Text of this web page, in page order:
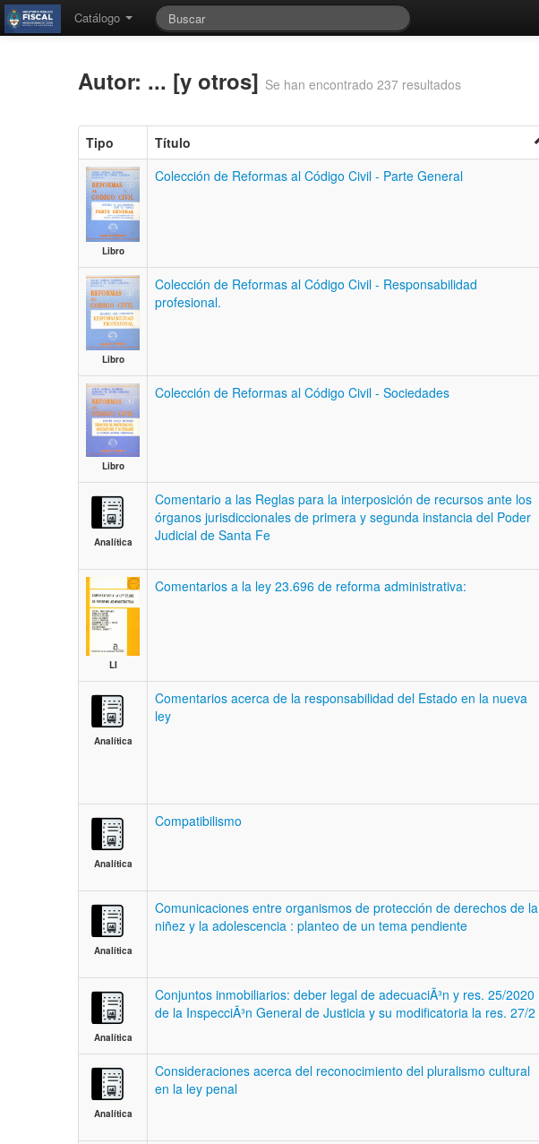
Catálogo
Autor: ... [y otros] Se han encontrado 237 resultados
Tipo Título
Libro
Colección de Reformas al Código Civil - Parte General
Libro
Colección de Reformas al Código Civil - Responsabilidad
profesional.
Libro
Colección de Reformas al Código Civil - Sociedades
Analítica
Comentario a las Reglas para la interposición de recursos ante los
órganos jurisdiccionales de primera y segunda instancia del Poder
Judicial de Santa Fe
LI
Comentarios a la ley 23.696 de reforma administrativa:
Analítica
Comentarios acerca de la responsabilidad del Estado en la nueva
ley
Analítica
Compatibilismo
Analítica
Comunicaciones entre organismos de protección de derechos de la
niñez y la adolescencia : planteo de un tema pendiente
Analítica
Conjuntos inmobiliarios: deber legal de adecuaciÃ³n y res. 25/2020
de la InspecciÃ³n General de Justicia y su modificatoria la res. 27/2
Analítica
Consideraciones acerca del reconocimiento del pluralismo cultural
en la ley penal